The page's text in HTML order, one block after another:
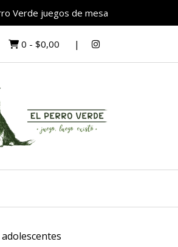
Verde juegos de mesa
0 - $0,00